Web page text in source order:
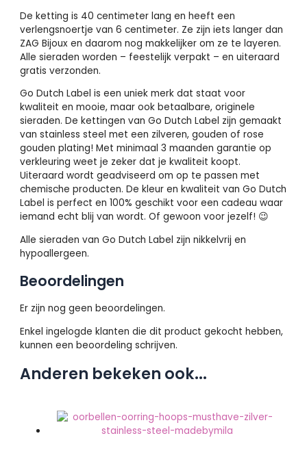
De ketting is 40 centimeter lang en heeft een
verlengsnoertje van 6 centimeter. Ze zijn iets langer dan
ZAG Bijoux en daarom nog makkelijker om ze te layeren.
Alle sieraden worden – feestelijk verpakt – en uiteraard
gratis verzonden.
Go Dutch Label is een uniek merk dat staat voor
kwaliteit en mooie, maar ook betaalbare, originele
sieraden. De kettingen van Go Dutch Label zijn gemaakt
van stainless steel met een zilveren, gouden of rose
gouden plating! Met minimaal 3 maanden garantie op
verkleuring weet je zeker dat je kwaliteit koopt.
Uiteraard wordt geadviseerd om op te passen met
chemische producten. De kleur en kwaliteit van Go Dutch
Label is perfect en 100% geschikt voor een cadeau waar
iemand echt blij van wordt. Of gewoon voor jezelf! 😉
Alle sieraden van Go Dutch Label zijn nikkelvrij en
hypoallergeen.
Beoordelingen
Er zijn nog geen beoordelingen.
Enkel ingelogde klanten die dit product gekocht hebben,
kunnen een beoordeling schrijven.
Anderen bekeken ook...